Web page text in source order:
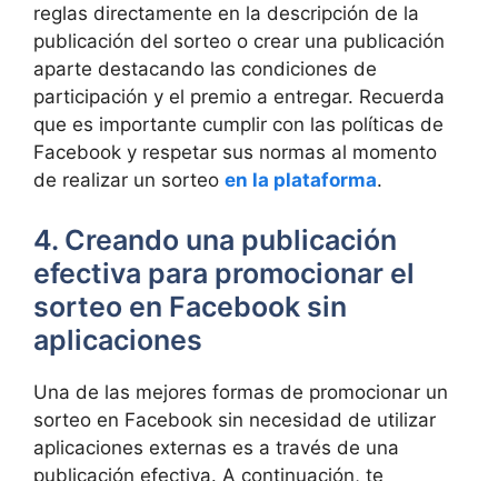
reglas directamente en la descripción de la
publicación del sorteo o crear una publicación
aparte destacando las condiciones de
participación y el premio a entregar. Recuerda
que es importante cumplir con las políticas de
Facebook y respetar sus normas al momento
de realizar un sorteo en la plataforma.
4. Creando una publicación
efectiva para promocionar el
sorteo en Facebook sin
aplicaciones
Una de las mejores formas de promocionar un
sorteo en Facebook sin necesidad de utilizar
aplicaciones externas es a través de una
publicación efectiva. A continuación, te